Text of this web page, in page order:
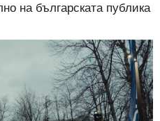
на българската публика